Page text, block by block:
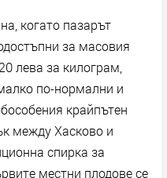
когато пазарът
за масовия
лева за килограм,
по-нормални и
крайпътен
между Хасково и
спирка за
местни плодове се